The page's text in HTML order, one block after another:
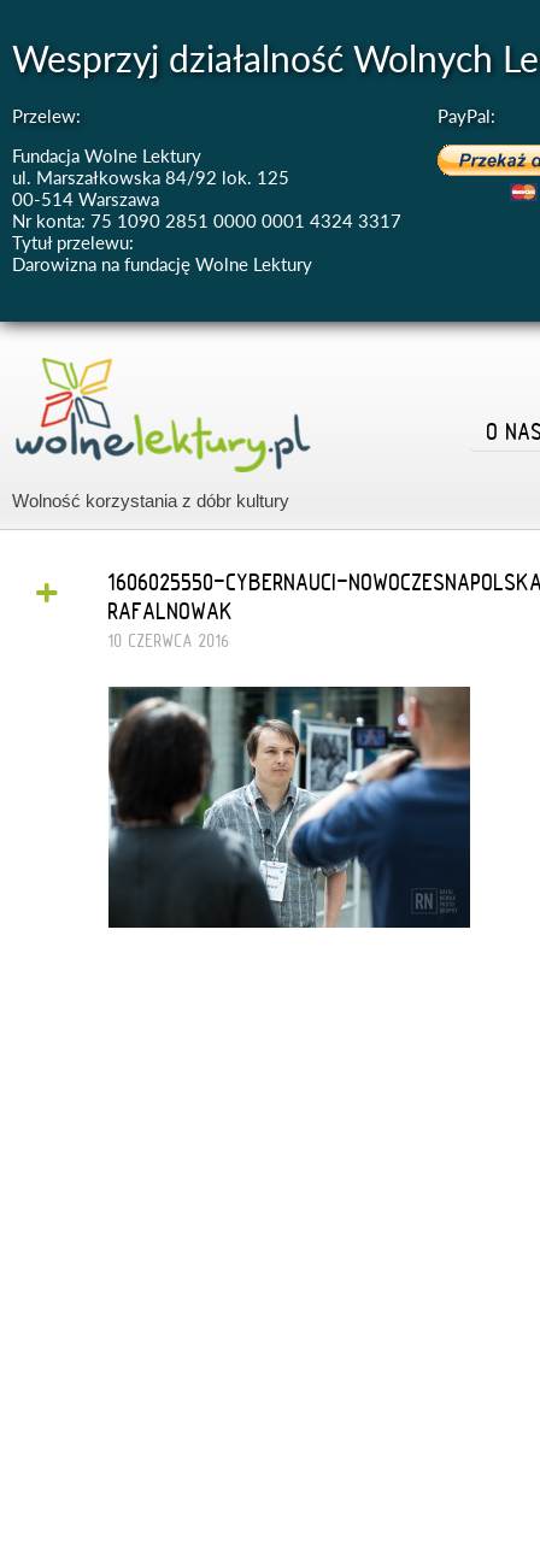
Wesprzyj działalność Wolnych
Przelew:
Fundacja Wolne Lektury
ul. Marszałkowska 84/92 lok. 125
00-514 Warszawa
Nr konta: 75 1090 2851 0000 0001 4324 3317
Tytuł przelewu:
Darowizna na fundację Wolne Lektury
PayPal:
Wolność korzystania z dóbr kultury
O
+
1606025550-CYBERNAUCI-
RAFALNOWAK
10 CZERWCA 2016